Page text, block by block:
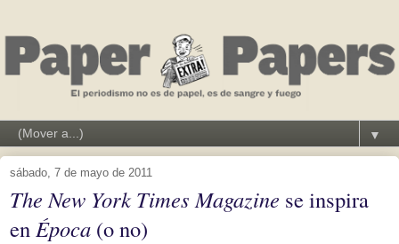
▼
sábado, 7 de mayo de 2011
The New York Times Magazine se inspira
enÉpoca (o no)